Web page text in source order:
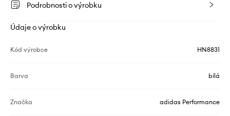
Podrobnosti o výrobku
Údaje o výrobku
Kód výrobce HN8831
Barva bílá
Značka adidas Performance